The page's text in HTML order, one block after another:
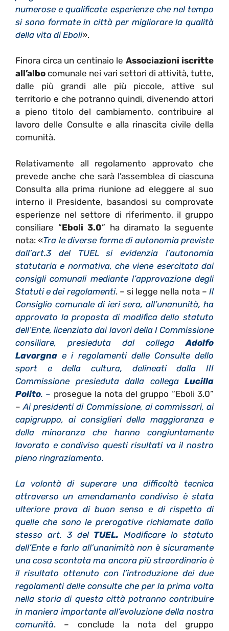
numerose e qualificate esperienze che nel tempo
si sono formate in città per migliorare la qualità
della vita di Eboli».
Finora circa un centinaio le Associazioni iscritte
all’albo comunale nei vari settori di attività, tutte,
dalle più grandi alle più piccole, attive sul
territorio e che potranno quindi, divenendo attori
a pieno titolo del cambiamento, contribuire al
lavoro delle Consulte e alla rinascita civile della
comunità.
Relativamente all regolamento approvato che
prevede anche che sarà l’assemblea di ciascuna
Consulta alla prima riunione ad eleggere al suo
interno il Presidente, basandosi su comprovate
esperienze nel settore di riferimento, il gruppo
consiliare “Eboli 3.0” ha diramato la seguente
nota: «Tra le diverse forme di autonomia previste
dall’art.3 del TUEL si evidenzia l’autonomia
statutaria e normativa, che viene esercitata dai
consigli comunali mediante l’approvazione degli
Statuti e dei regolamenti. – si legge nella nota –Il
Consiglio comunale di ieri sera, all’unanunità, ha
approvato la proposta di modifica dello statuto
dell’Ente, licenziata dai lavori della I Commissione
consiliare, presieduta dal collegaAdolfo
Lavorgna e i regolamenti delle Consulte dello
sport e della cultura, delineati dalla III
Commissione presieduta dalla collega Lucilla
Polito. – prosegue la nota del gruppo “Eboli 3.0”
–Ai presidenti di Commissione, ai commissari, ai
capigruppo, ai consiglieri della maggioranza e
della minoranza che hanno congiuntamente
lavorato e condiviso questi risultati va il nostro
pieno ringraziamento.
La volontà di superare una difficoltà tecnica
attraverso un emendamento condiviso è stata
ulteriore prova di buon senso e di rispetto di
quelle che sono le prerogative richiamate dallo
stesso art. 3 del TUEL. Modificare lo statuto
dell’Ente e farlo all’unanimità non è sicuramente
una cosa scontata ma ancora più straordinario è
il risultato ottenuto con l’introduzione dei due
regolamenti delle consulte che per la prima volta
nella storia di questa città potranno contribuire
in maniera importante all’evoluzione della nostra
comunità. – conclude la nota del gruppo